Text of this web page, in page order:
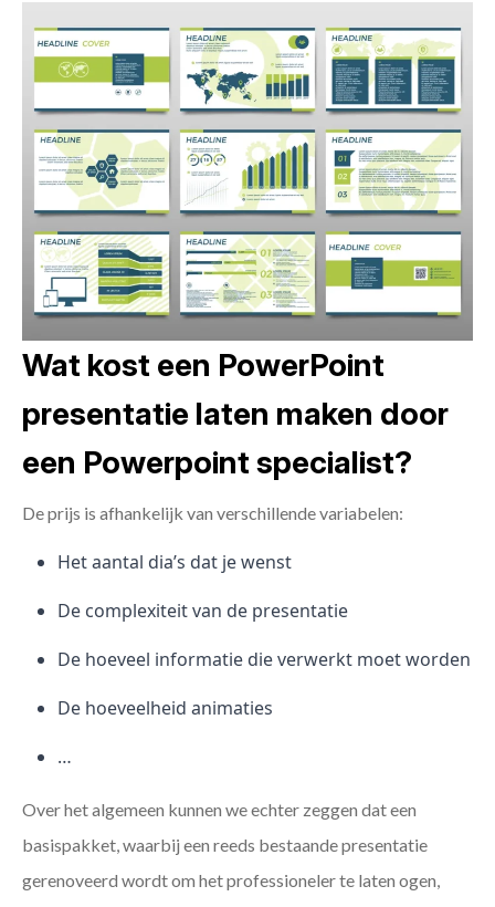
Wat kost een PowerPoint
presentatie laten maken door
een Powerpoint specialist?
De prijs is afhankelijk van verschillende variabelen:
Het aantal dia’s dat je wenst
De complexiteit van de presentatie
De hoeveel informatie die verwerkt moet worden
De hoeveelheid animaties
…
Over het algemeen kunnen we echter zeggen dat een
basispakket, waarbij een reeds bestaande presentatie
gerenoveerd wordt om het professioneler te laten ogen,